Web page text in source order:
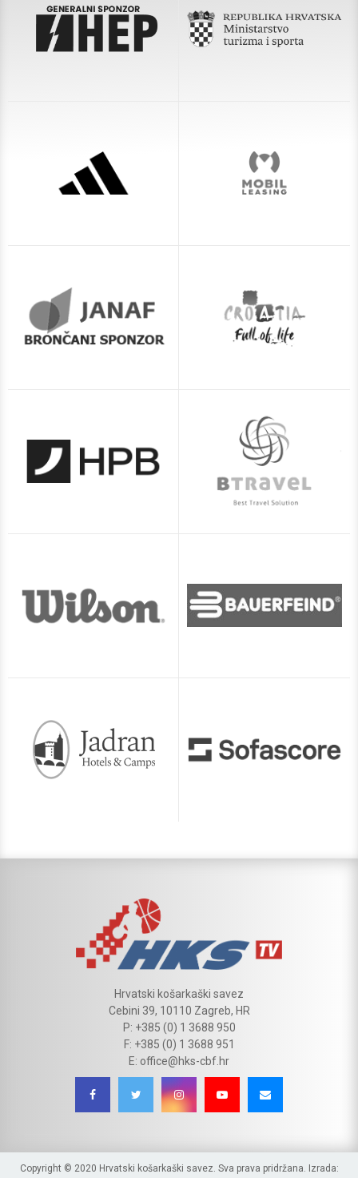
Hrvatski košarkaški savez
Cebini 39, 10110 Zagreb, HR
P: +385 (0) 1 3688 950
F: +385 (0) 1 3688 951
E: office@hks-cbf.hr
Copyright © 2020 Hrvatski košarkaški savez. Sva prava pridržana. Izrada: